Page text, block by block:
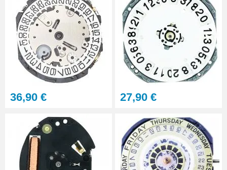
Kit Tournevis montre de
précision
15,90 €
Loupe grossissante 10X avec
LED
Loupe grossissante 10X
6,90 €
36,90 € 27,90 €